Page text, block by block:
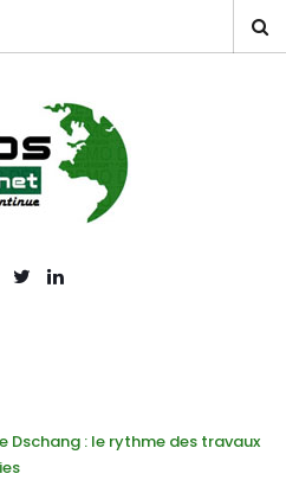
Dschang : le rythme des travaux